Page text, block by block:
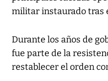
militar instaurado tras
Durante los años de
fue parte de la
restablecer el orden